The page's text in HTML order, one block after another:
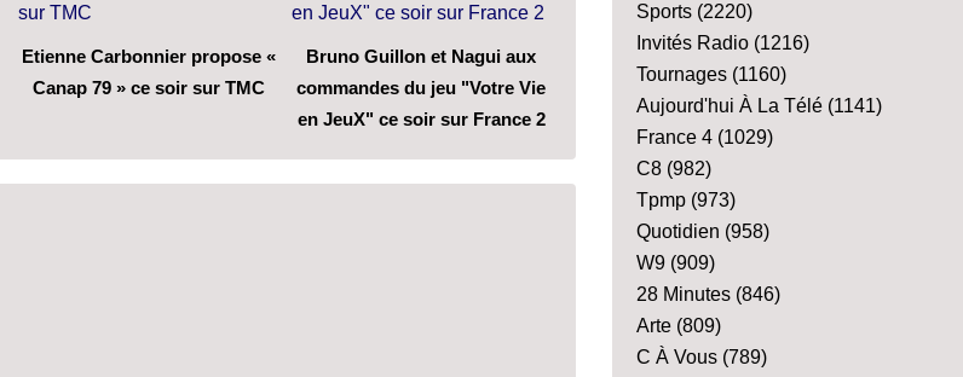
Etienne Carbonnier propose «
Canap 79 » ce soir sur TMC
Bruno Guillon et Nagui aux
commandes du jeu "Votre Vie
en JeuX" ce soir sur France 2
Sports (2220)
Invités Radio (1216)
Tournages (1160)
Aujourd'hui À La Télé (1141)
France 4 (1029)
C8 (982)
Tpmp (973)
Quotidien (958)
W9 (909)
28 Minutes (846)
Arte (809)
C À Vous (789)